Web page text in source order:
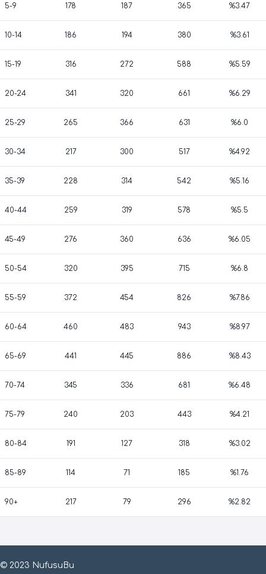
5-9 178 187 365 %3.47
10-14 186 194 380 %3.61
15-19 316 272 588 %5.59
20-24 341 320 661 %6.29
25-29 265 366 631 %6.0
30-34 217 300 517 %4.92
35-39 228 314 542 %5.16
40-44 259 319 578 %5.5
45-49 276 360 636 %6.05
50-54 320 395 715 %6.8
55-59 372 454 826 %7.86
60-64 460 483 943 %8.97
65-69 441 445 886 %8.43
70-74 345 336 681 %6.48
75-79 240 203 443 %4.21
80-84 191 127 318 %3.02
85-89 114 71 185 %1.76
90+ 217 79 296 %2.82
© 2023 NufusuBu